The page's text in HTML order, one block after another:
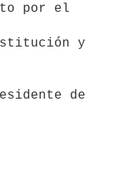
por el
y